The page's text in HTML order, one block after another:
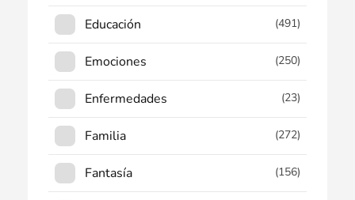
Educación (491)
Emociones (250)
Enfermedades (23)
Familia (272)
Fantasía (156)